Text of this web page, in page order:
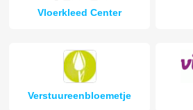
Vloerkleed Center
Verstuureenbloemetje